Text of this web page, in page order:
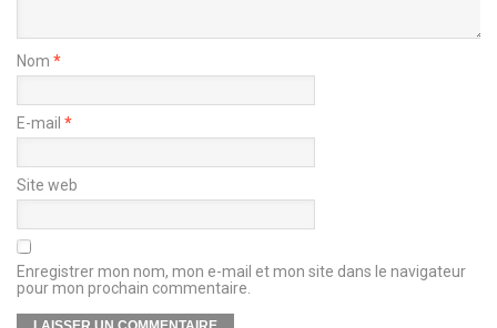
Nom *
E-mail *
Site web
Enregistrer mon nom, mon e-mail et mon site dans le navigateur
pour mon prochain commentaire.